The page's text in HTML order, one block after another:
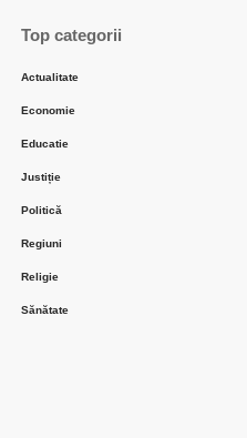
Top categorii
Actualitate
Economie
Educatie
Justiție
Politică
Regiuni
Religie
Sănătate